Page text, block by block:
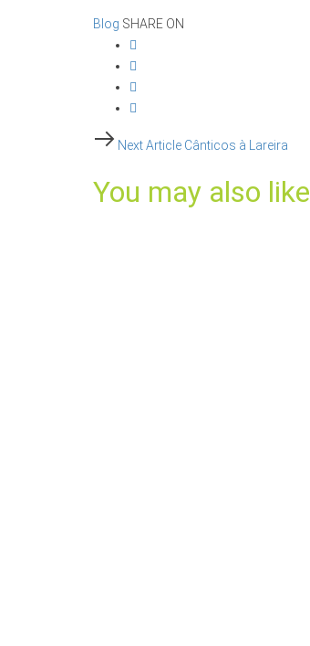
Blog SHARE ON
Post
navigation
Next
Next Article Cânticos à Lareira
You may also like